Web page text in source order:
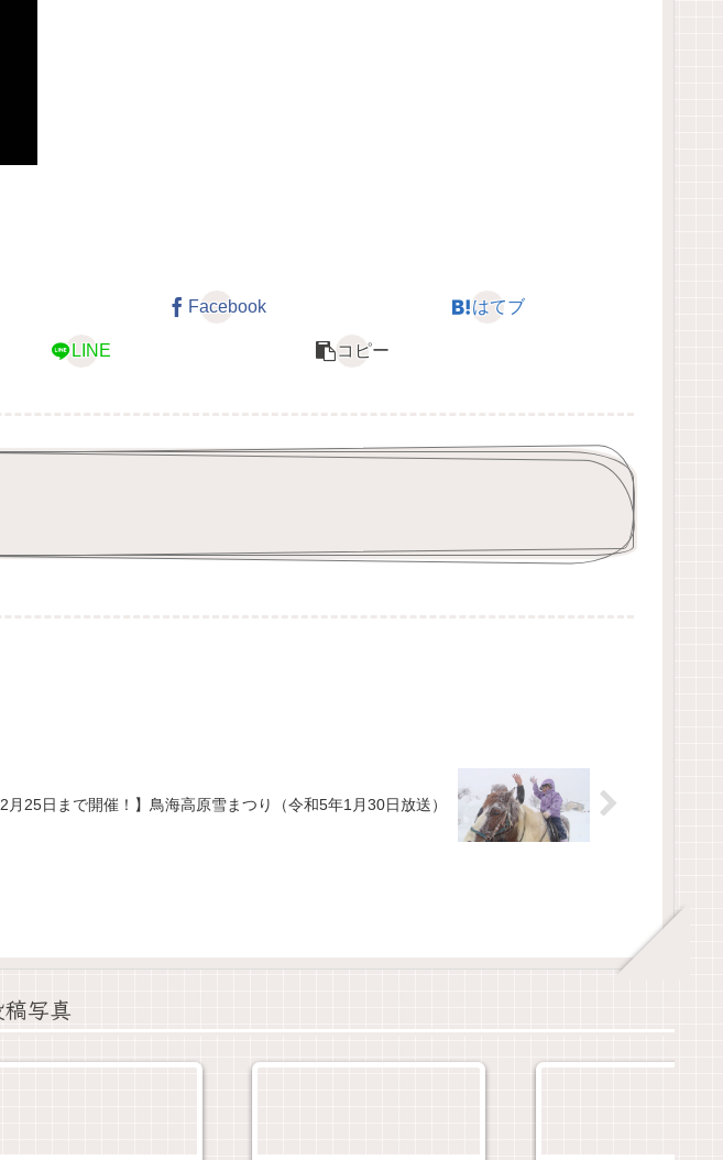
Facebook はてブ
LINE コピー
2月25日まで開催！】鳥海高原雪まつり（令和5年1月30日放送）
写真